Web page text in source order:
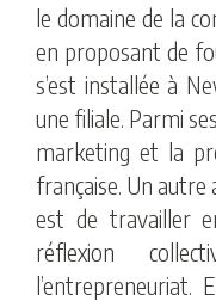
le domaine de la
en proposant de
s’est installée à
une filiale. Parmi
marketing et la
française. Un autre
est de travailler
réflexion